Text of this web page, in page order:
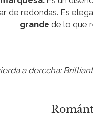
de redondas. Es
grande de lo que
a derecha: